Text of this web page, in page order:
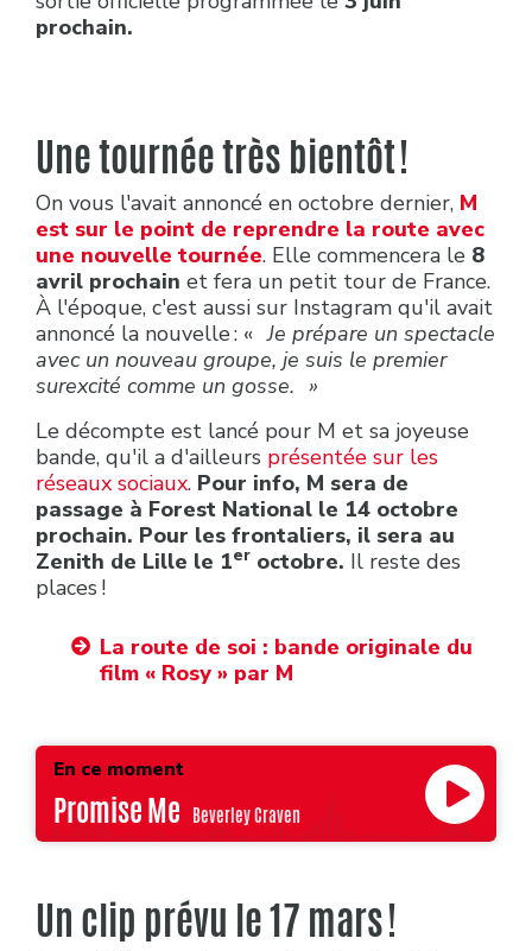
prochain.
Une tournée très bientôt !
On vous l'avait annoncé en octobre dernier, M
est sur le point de reprendre la route avec
une nouvelle tournée. Elle commencera le 8
avril prochain et fera un petit tour de France.
À l'époque, c'est aussi sur Instagram qu'il avait
annoncé la nouvelle : «Je prépare un spectacle
avec un nouveau groupe, je suis le premier
surexcité comme un gosse. »
Le décompte est lancé pour M et sa joyeuse
bande, qu'il a d'ailleurs présentée sur les
réseaux sociaux. Pour info, M sera de
passage à Forest National le 14 octobre
prochain. Pour les frontaliers, il sera au
Zenith de Lille le 1er octobre. Il reste des
places !
La route de soi : bande originale du
film « Rosy » par M
En ce moment
Promise Me Beverley Craven
Un clip prévu le 17 mars !